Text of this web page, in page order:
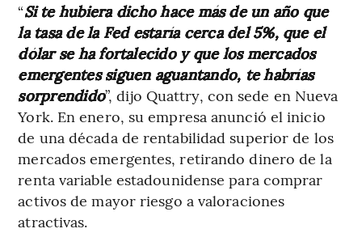
“Si te hubiera dicho hace más de un año que
la tasa de la Fed estaría cerca del 5%, que el
dólar se ha fortalecido y que los mercados
emergentes siguen aguantando, te habrías
sorprendido”, dijo Quattry, con sede en Nueva
York. En enero, su empresa anunció el inicio
de una década de rentabilidad superior de los
mercados emergentes, retirando dinero de la
renta variable estadounidense para comprar
activos de mayor riesgo a valoraciones
atractivas.